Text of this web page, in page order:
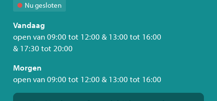
Nu gesloten
Vandaag
open van09:00 tot 12:00 & 13:00 tot 16:00
& 17:30 tot 20:00
Morgen
open van09:00 tot 12:00 & 13:00 tot 16:00